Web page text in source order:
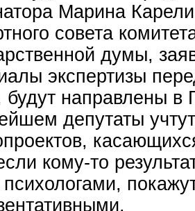
Марина
совета
думы,
экспертизы
будут направлены в
депутаты
кому-то